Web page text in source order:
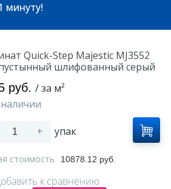
минуту!
Quick-Step Majestic MJ3552
шлифованный серый
руб. / за м²
+ упак
стоимость 10878.12 руб.
к сравнению